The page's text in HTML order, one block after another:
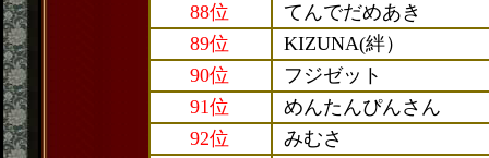
88位
てんでだめあき
89位
KIZUNA(絆）
90位
フジゼット
91位
めんたんぴんさん
92位
みむさ